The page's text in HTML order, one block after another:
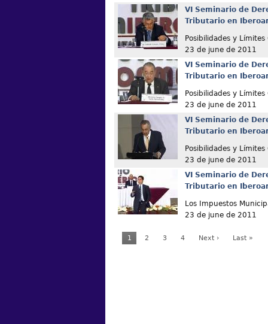
VI Seminario de
Tributario en
Posibilidades y
23 de june de 2011
VI Seminario de
Tributario en
Posibilidades y
23 de june de 2011
VI Seminario de
Tributario en
Posibilidades y
23 de june de 2011
VI Seminario de
Tributario en
Los Impuestos
23 de june de 2011
1 2 3 4 Next › Last »